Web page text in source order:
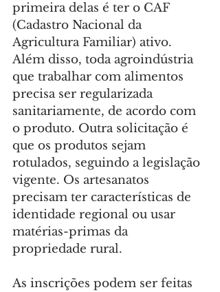
primeira delas é ter o CAF
(Cadastro Nacional da
Agricultura Familiar) ativo.
Além disso, toda agroindústria
que trabalhar com alimentos
precisa ser regularizada
sanitariamente, de acordo com
o produto. Outra solicitação é
que os produtos sejam
rotulados, seguindo a legislação
vigente. Os artesanatos
precisam ter características de
identidade regional ou usar
matérias-primas da
propriedade rural.
As inscrições podem ser feitas